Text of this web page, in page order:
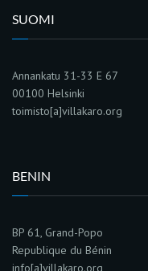
SUOMI
Annankatu 31-33 E 67
00100 Helsinki
toimisto[a]villakaro.org
BENIN
BP 61, Grand-Popo
Republique du Bénin
info[a]villakaro.org